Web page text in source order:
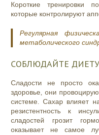
Короткие тренировки
которые контролируют
Регулярная
метаболического
СОБЛЮДАЙТЕ ДИЕТУ
Сладости не просто
здоровье, они
системе. Сахар влияет
резистентность к
сладостей грозит
оказывает не самое